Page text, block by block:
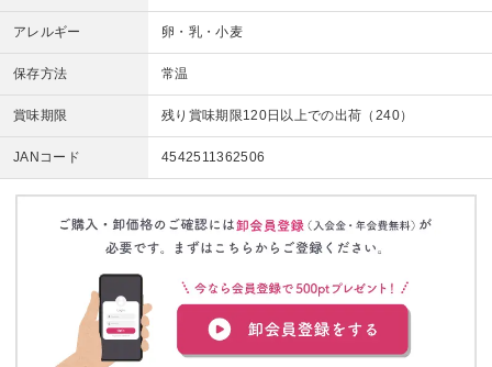
アレルギー 卵・乳・小麦
保存方法 常温
賞味期限 残り賞味期限120日以上での出荷（240）
JANコード 4542511362506